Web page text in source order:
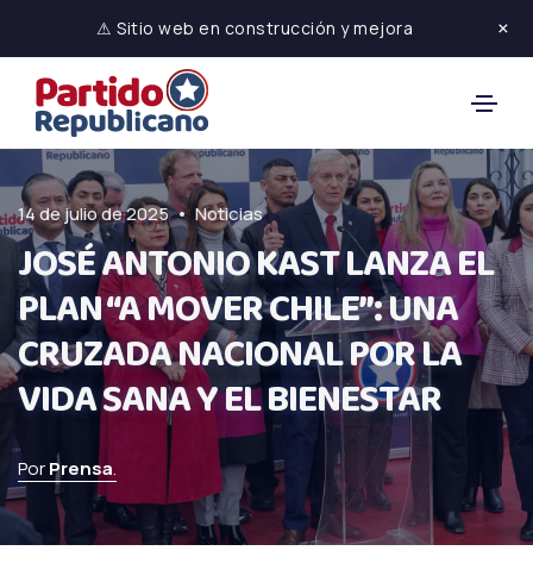
⚠ Sitio web en construcción y mejora ×
14 de julio de 2025 • Noticias
JOSÉ ANTONIO KAST LANZA EL
PLAN “A MOVER CHILE”: UNA
CRUZADA NACIONAL POR LA
VIDA SANA Y EL BIENESTAR
PorPrensa.